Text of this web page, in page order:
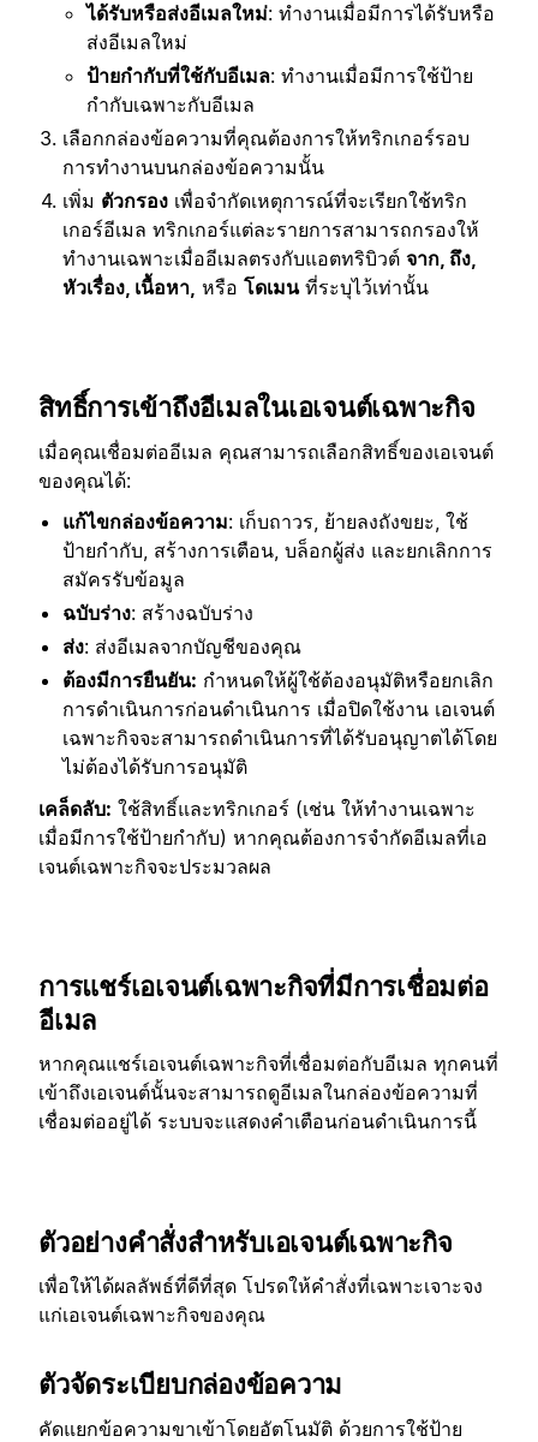
ได้รับหรือส่งอีเมลใหม่: ทำงานเมื่อมีการได้รับหรือ
ส่งอีเมลใหม่
ป้ายกำกับที่ใช้กับอีเมล: ทำงานเมื่อมีการใช้ป้าย
กำกับเฉพาะกับอีเมล
เลือกกล่องข้อความที่คุณต้องการให้ทริกเกอร์รอบ
การทำงานบนกล่องข้อความนั้น
เพิ่ม ตัวกรอง เพื่อจำกัดเหตุการณ์ที่จะเรียกใช้ทริก
เกอร์อีเมล ทริกเกอร์แต่ละรายการสามารถกรองให้
ทำงานเฉพาะเมื่ออีเมลตรงกับแอตทริบิวต์ จาก, ถึง,
หัวเรื่อง, เนื้อหา, หรือ โดเมนที่ระบุไว้เท่านั้น
สิทธิ์การเข้าถึงอีเมลในเอเจนต์เฉพาะกิจ
เมื่อคุณเชื่อมต่ออีเมล คุณสามารถเลือกสิทธิ์ของเอเจนต์
ของคุณได้:
แก้ไขกล่องข้อความ: เก็บถาวร, ย้ายลงถังขยะ, ใช้
ป้ายกำกับ, สร้างการเตือน, บล็อกผู้ส่ง และยกเลิกการ
สมัครรับข้อมูล
ฉบับร่าง: สร้างฉบับร่าง
ส่ง: ส่งอีเมลจากบัญชีของคุณ
ต้องมีการยืนยัน: กำหนดให้ผู้ใช้ต้องอนุมัติหรือยกเลิก
การดำเนินการก่อนดำเนินการ เมื่อปิดใช้งาน เอเจนต์
เฉพาะกิจจะสามารถดำเนินการที่ได้รับอนุญาตได้โดย
ไม่ต้องได้รับการอนุมัติ
เคล็ดลับ: ใช้สิทธิ์และทริกเกอร์ (เช่น ให้ทำงานเฉพาะ
เมื่อมีการใช้ป้ายกำกับ) หากคุณต้องการจำกัดอีเมลที่เอ
เจนต์เฉพาะกิจจะประมวลผล
การแชร์เอเจนต์เฉพาะกิจที่มีการเชื่อมต่อ
อีเมล
หากคุณแชร์เอเจนต์เฉพาะกิจที่เชื่อมต่อกับอีเมล ทุกคนที่
เข้าถึงเอเจนต์นั้นจะสามารถดูอีเมลในกล่องข้อความที่
เชื่อมต่ออยู่ได้ ระบบจะแสดงคำเตือนก่อนดำเนินการนี้
ตัวอย่างคำสั่งสำหรับเอเจนต์เฉพาะกิจ
เพื่อให้ได้ผลลัพธ์ที่ดีที่สุด โปรดให้คำสั่งที่เฉพาะเจาะจง
แก่เอเจนต์เฉพาะกิจของคุณ
ตัวจัดระเบียบกล่องข้อความ
คัดแยกข้อความขาเข้าโดยอัตโนมัติ ด้วยการใช้ป้าย